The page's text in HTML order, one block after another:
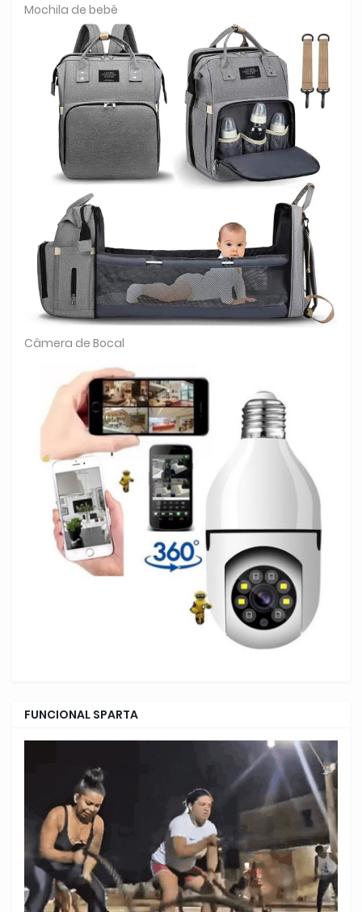
Mochila de bebê
Câmera de Bocal
FUNCIONAL SPARTA